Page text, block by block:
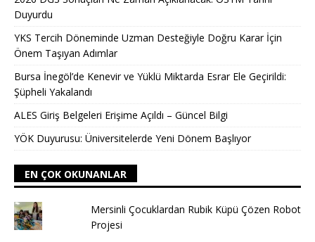
Duyurdu
YKS Tercih Döneminde Uzman Desteğiyle Doğru Karar İçin
Önem Taşıyan Adımlar
Bursa İnegöl’de Kenevir ve Yüklü Miktarda Esrar Ele Geçirildi:
Şüpheli Yakalandı
ALES Giriş Belgeleri Erişime Açıldı – Güncel Bilgi
YÖK Duyurusu: Üniversitelerde Yeni Dönem Başlıyor
EN ÇOK OKUNANLAR
Mersinli Çocuklardan Rubik Küpü Çözen Robot
Projesi